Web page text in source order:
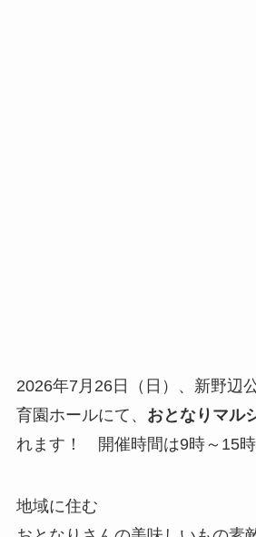
2026年7月26日（日）、新野辺
育園ホールにて、 おとなりマル
れます！ 開催時間は9時～15時
地域に住む